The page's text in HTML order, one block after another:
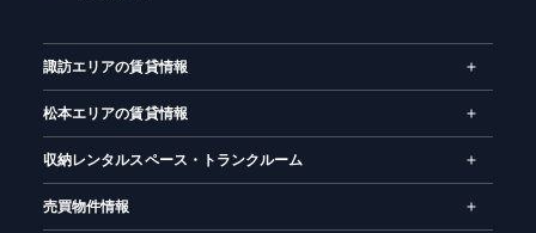
諏訪エリアの賃貸情報
松本エリアの賃貸情報
収納レンタルスペース・トランクルーム
売買物件情報